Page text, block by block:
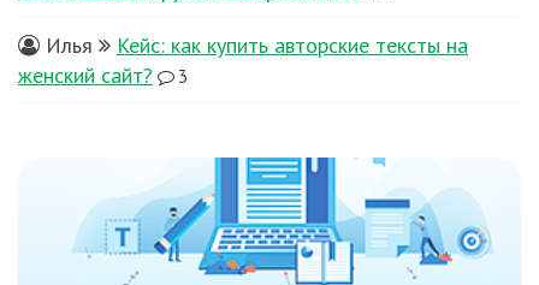
Илья
Кейс: как купить авторские тексты на
женский сайт?
3